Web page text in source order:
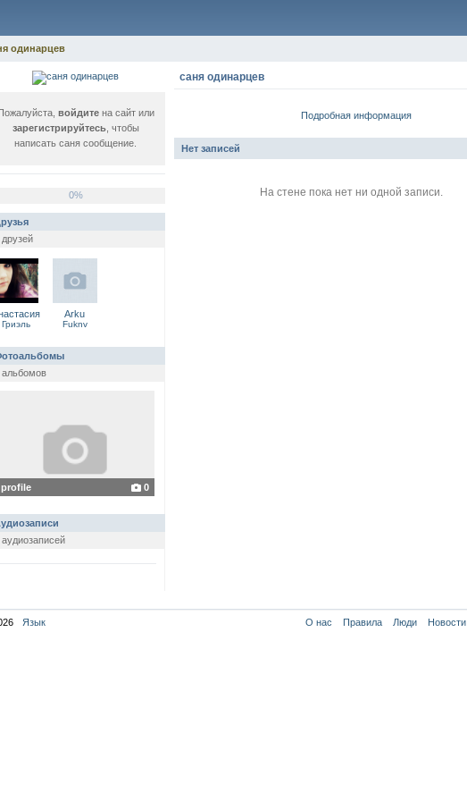
одинарцев
войдитена сайт или
зарегистрируйтесь, чтобы
написать саня сообщение.
0%
друзей
Гриэль
Arku
Fuknv
альбомов
profile 0
аудиозаписей
саня одинарцев
Подробная информация
Нет записей
На стене пока нет ни одной записи.
Язык О нас Правила Люди Новости